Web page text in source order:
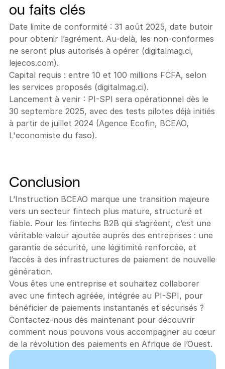
ou faits clés
Date limite de conformité : 31 août 2025, date butoir
pour obtenir l’agrément. Au-delà, les non-conformes
ne seront plus autorisés à opérer (digitalmag.ci,
lejecos.com).
Capital requis : entre 10 et 100 millions FCFA, selon
les services proposés (digitalmag.ci).
Lancement à venir : PI-SPI sera opérationnel dès le
30 septembre 2025, avec des tests pilotes déjà initiés
à partir de juillet 2024 (Agence Ecofin, BCEAO,
L'economiste du faso).
Conclusion
L’Instruction BCEAO marque une transition majeure
vers un secteur fintech plus mature, structuré et
fiable. Pour les fintechs B2B qui s’agréent, c’est une
véritable valeur ajoutée auprès des entreprises : une
garantie de sécurité, une légitimité renforcée, et
l’accès à des infrastructures de paiement de nouvelle
génération.
Vous êtes une entreprise et souhaitez collaborer
avec une fintech agréée, intégrée au PI-SPI, pour
bénéficier de paiements instantanés et sécurisés ?
Contactez-nous dès maintenant pour découvrir
comment nous pouvons vous accompagner au cœur
de la révolution des paiements en Afrique de l’Ouest.